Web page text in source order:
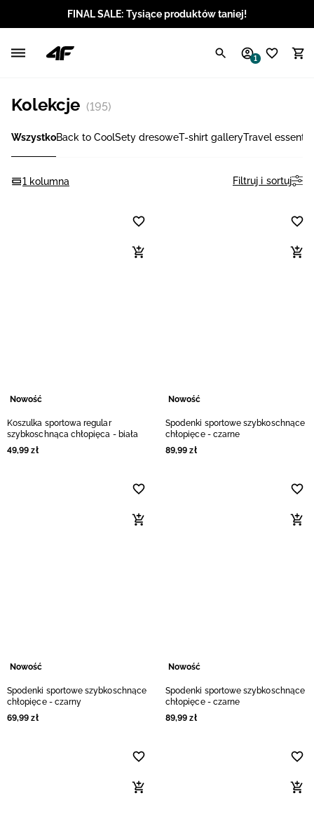
FINAL SALE: Tysiące produktów taniej!
1
Kolekcje (195)
WszystkoBack to CoolSety dresoweT-shirt galleryTravel
1 kolumna Filtruj i sortuj
Nowość
Koszulka sportowa regular
szybkoschnąca chłopięca - biała
49,99 zł
Nowość
Spodenki sportowe szybkoschnące
chłopięce - czarne
89,99 zł
Nowość
Spodenki sportowe szybkoschnące
chłopięce - czarny
69,99 zł
Nowość
Spodenki sportowe szybkoschnące
chłopięce - czarne
89,99 zł
Angielski / GBP
Chorwacki / EUR
Słowacki / EUR
Ukraiński / UAH